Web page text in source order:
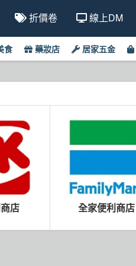
折價卷 線上DM
食 藥妝店 居家五金
店 全家便利商店